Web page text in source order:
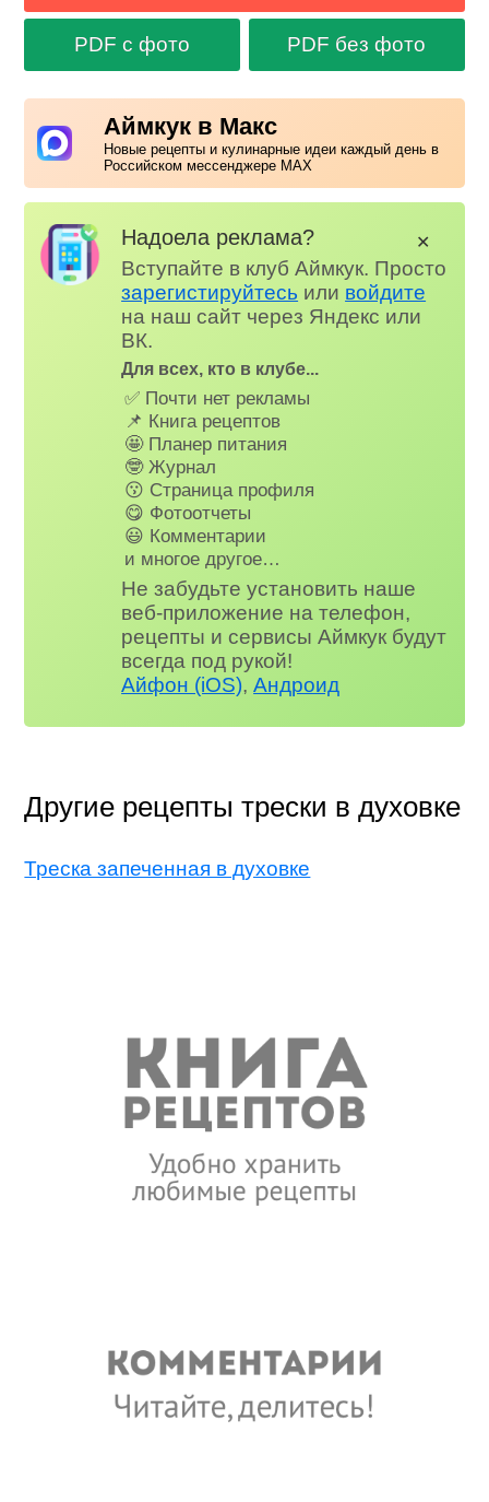
PDF с фото PDF без фото
Аймкук в Макс
Новые рецепты и кулинарные идеи каждый день в
Российском мессенджере MAX
Надоела реклама?
Вступайте в клуб Аймкук. Просто
зарегистируйтесь или войдите
на наш сайт через Яндекс или
ВК.
Для всех, кто в клубе...
✅ Почти нет рекламы
📌 Книга рецептов
🤩 Планер питания
🤓 Журнал
😗 Страница профиля
😋 Фотоотчеты
😃 Комментарии
и многое другое…
Не забудьте установить наше
веб-приложение на телефон,
рецепты и сервисы Аймкук будут
всегда под рукой!
Айфон (iOS),Андроид
✕
Другие рецепты трески в духовке
Треска запеченная в духовке